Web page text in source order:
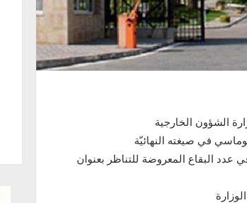
الشؤون الخارجية
في صيغته النهائيّة
البقاع المعروضة للتناظر بعنوان